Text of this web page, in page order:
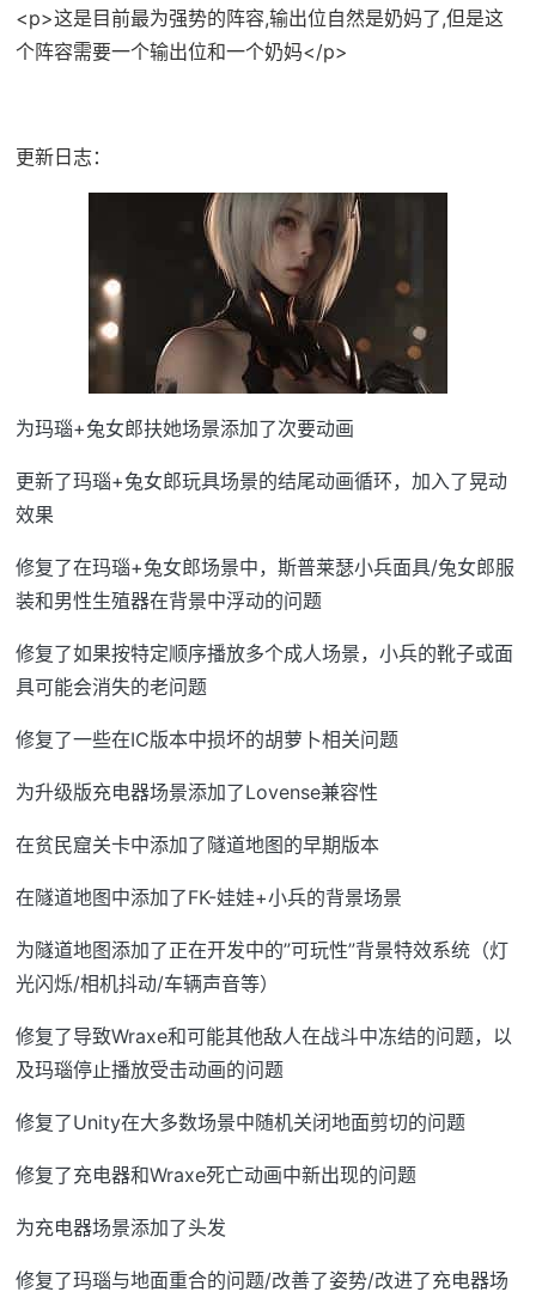
<p>这是目前最为强势的阵容,输出位自然是奶妈了,但是这
个阵容需要一个输出位和一个奶妈</p>
更新日志：
为玛瑙+兔女郎扶她场景添加了次要动画
更新了玛瑙+兔女郎玩具场景的结尾动画循环，加入了晃动
效果
修复了在玛瑙+兔女郎场景中，斯普莱瑟小兵面具/兔女郎服
装和男性生殖器在背景中浮动的问题
修复了如果按特定顺序播放多个成人场景，小兵的靴子或面
具可能会消失的老问题
修复了一些在IC版本中损坏的胡萝卜相关问题
为升级版充电器场景添加了Lovense兼容性
在贫民窟关卡中添加了隧道地图的早期版本
在隧道地图中添加了FK-娃娃+小兵的背景场景
为隧道地图添加了正在开发中的”可玩性”背景特效系统（灯
光闪烁/相机抖动/车辆声音等）
修复了导致Wraxe和可能其他敌人在战斗中冻结的问题，以
及玛瑙停止播放受击动画的问题
修复了Unity在大多数场景中随机关闭地面剪切的问题
修复了充电器和Wraxe死亡动画中新出现的问题
为充电器场景添加了头发
修复了玛瑙与地面重合的问题/改善了姿势/改进了充电器场